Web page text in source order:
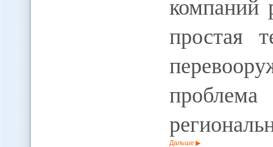
компаний
простая
Дальше